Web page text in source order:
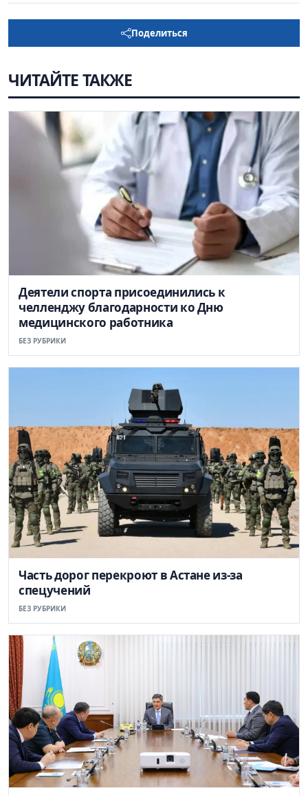
Поделиться
ЧИТАЙТЕ ТАКЖЕ
Деятели спорта присоединились к
челленджу благодарности ко Дню
медицинского работника
БЕЗ РУБРИКИ
Часть дорог перекроют в Астане из-за
спецучений
БЕЗ РУБРИКИ